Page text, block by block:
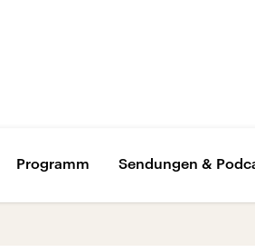
Programm Sendungen &